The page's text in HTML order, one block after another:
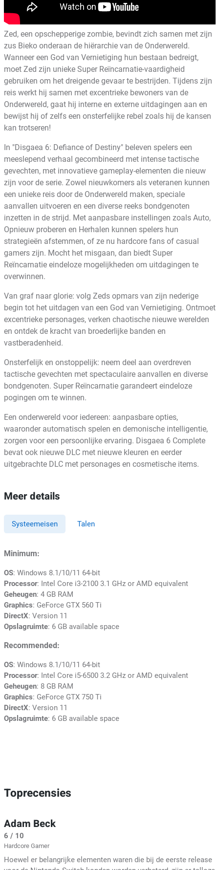
Zed, een opschepperige zombie, bevindt zich samen met zijn
zus Bieko onderaan de hiërarchie van de Onderwereld.
Wanneer een God van Vernietiging hun bestaan bedreigt,
moet Zed zijn unieke Super Reïncarnatie-vaardigheid
gebruiken om het dreigende gevaar te bestrijden. Tijdens zijn
reis werkt hij samen met excentrieke bewoners van de
Onderwereld, gaat hij interne en externe uitdagingen aan en
bewijst hij of zelfs een onsterfelijke rebel zoals hij de kansen
kan trotseren!
In "Disgaea 6: Defiance of Destiny" beleven spelers een
meeslepend verhaal gecombineerd met intense tactische
gevechten, met innovatieve gameplay-elementen die nieuw
zijn voor de serie. Zowel nieuwkomers als veteranen kunnen
een unieke reis door de Onderwereld maken, speciale
aanvallen uitvoeren en een diverse reeks bondgenoten
inzetten in de strijd. Met aanpasbare instellingen zoals Auto,
Opnieuw proberen en Herhalen kunnen spelers hun
strategieën afstemmen, of ze nu hardcore fans of casual
gamers zijn. Mocht het misgaan, dan biedt Super
Reïncarnatie eindeloze mogelijkheden om uitdagingen te
overwinnen.
Van graf naar glorie: volg Zeds opmars van zijn nederige
begin tot het uitdagen van een God van Vernietiging. Ontmoet
excentrieke personages, verken chaotische nieuwe werelden
en ontdek de kracht van broederlijke banden en
vastberadenheid.
Onsterfelijk en onstoppelijk: neem deel aan overdreven
tactische gevechten met spectaculaire aanvallen en diverse
bondgenoten. Super Reïncarnatie garandeert eindeloze
pogingen om te winnen.
Een onderwereld voor iedereen: aanpasbare opties,
waaronder automatisch spelen en demonische intelligentie,
zorgen voor een persoonlijke ervaring. Disgaea 6 Complete
bevat ook nieuwe DLC met nieuwe kleuren en eerder
uitgebrachte DLC met personages en cosmetische items.
Meer details
Systeemeisen Talen
Minimum:
OS: Windows 8.1/10/11 64-bit
Processor: Intel Core i3-2100 3.1 GHz or AMD equivalent
Geheugen: 4 GB RAM
Graphics: GeForce GTX 560 Ti
DirectX: Version 11
Opslagruimte: 6 GB available space
Recommended:
OS: Windows 8.1/10/11 64-bit
Processor: Intel Core i5-6500 3.2 GHz or AMD equivalent
Geheugen: 8 GB RAM
Graphics: GeForce GTX 750 Ti
DirectX: Version 11
Opslagruimte: 6 GB available space
Toprecensies
Adam Beck
6 / 10
Hardcore Gamer
Hoewel er belangrijke elementen waren die bij de eerste release